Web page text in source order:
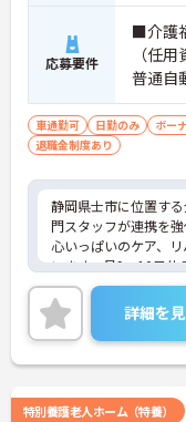
応募要件
■介護
（任
普通自
談員と
態・年
車通勤可 日勤のみ ボー
退職金制度あり
静岡県士市に位置す
門スタッフが連携を
心いっぱいのケア、
います。月9～10日休
別休暇もあり、メリ
岡県を中心に多数の事
定感も抜群です。ご
イントなど、さらに
気軽にご相談くださ
詳細を
特別養護老人ホーム（特養）